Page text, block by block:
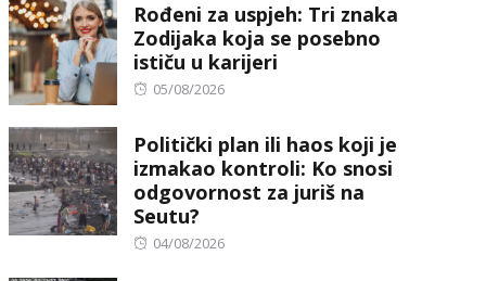
Rođeni za uspjeh: Tri znaka
Zodijaka koja se posebno
ističu u karijeri
Posted
05/08/2026
Politički plan ili haos koji je
izmakao kontroli: Ko snosi
odgovornost za juriš na
Seutu?
Posted
04/08/2026